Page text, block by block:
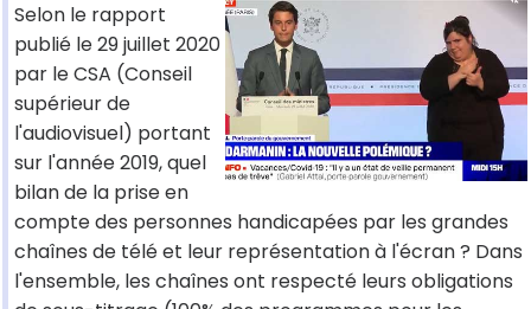
Selon le rapport
publié le 29 juillet 2020
par le CSA (Conseil
supérieur de
l'audiovisuel) portant
sur l'année 2019, quel
bilan de la prise en
compte des personnes handicapées par les grandes
chaînes de télé et leur représentation à l'écran ? Dans
l'ensemble, les chaînes ont respecté leurs obligations